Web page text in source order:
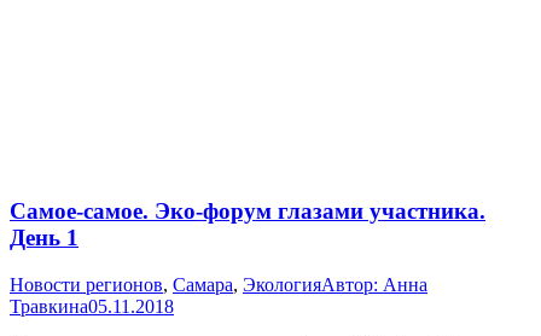
Самое-самое. Эко-форум глазами участника.
День 1
Новости регионов, Самара, ЭкологияАвтор: Анна
Травкина05.11.2018